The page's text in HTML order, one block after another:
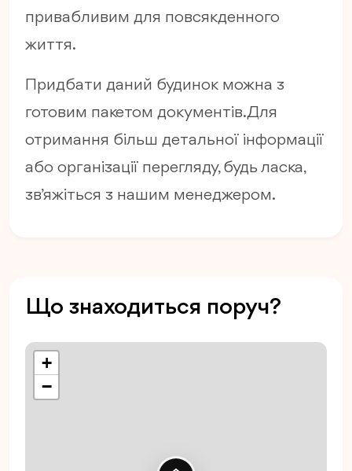
привабливим для повсякденного
життя.
Придбати даний будинок можна з
готовим пакетом документів. Для
отримання більш детальної інформації
або організації перегляду, будь ласка,
зв’яжіться з нашим менеджером.
Що знаходиться поруч?
+
−